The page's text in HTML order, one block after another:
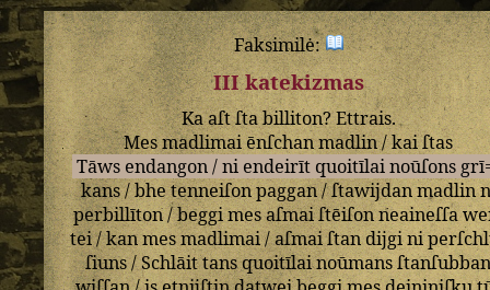
Faksimilė:
III katekizmas
Kaaſtſtabilliton?Ettrais.
Mesmadlimaiēnſchanmadlin/kaiſtas
Tāws endangon/ni endeirīt quoitīlai noūſons
kans/bhe tenneiſonpaggan/ſtawijdanmadlin
perbillīton/beggimesaſmaiſtēiſonneaineſſa
tei/kanmesmadlimai/aſmaiſtandijgini
ſiuns/Schlāittansquoitīlainoūmans